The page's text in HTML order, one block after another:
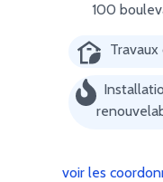
100
voir les